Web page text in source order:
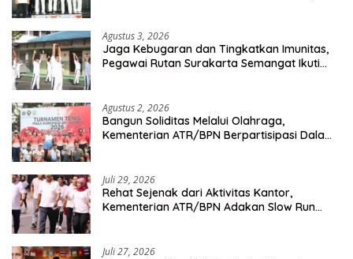
Agustus 3, 2026
Jaga Kebugaran dan Tingkatkan Imunitas,
Pegawai Rutan Surakarta Semangat Ikuti
Agustus 2, 2026
Bangun Soliditas Melalui Olahraga,
Kementerian ATR/BPN Berpartisipasi Dalam
Juli 29, 2026
Rehat Sejenak dari Aktivitas Kantor,
Kementerian ATR/BPN Adakan Slow Run
Juli 27, 2026